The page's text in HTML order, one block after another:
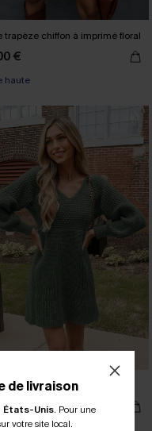
trapèze chiffon à imprimé floral
€
haute
courte à col en V en tricot
€
de livraison
États-Unis. Pour une
votre site local.